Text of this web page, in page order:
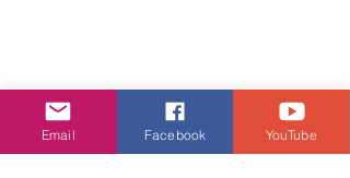
李金凱
娛樂頭條
Email Facebook YouTube